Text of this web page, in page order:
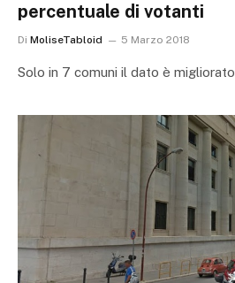
percentuale di votanti
Di MoliseTabloid 5 Marzo 2018
Solo in 7 comuni il dato è migliorato